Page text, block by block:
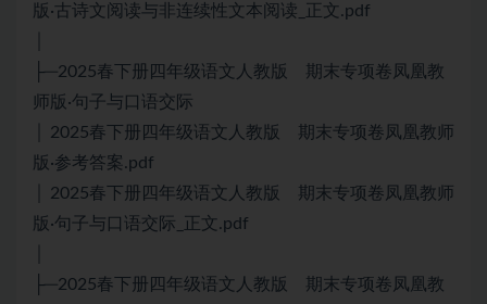
版·古诗文阅读与非连续性文本阅读_正文.pdf
├─2025春下册四年级语文人教版 期末专项卷凤凰教
师版·句子与口语交际
│ 2025春下册四年级语文人教版 期末专项卷凤凰教师
版·参考答案.pdf
│ 2025春下册四年级语文人教版 期末专项卷凤凰教师
版·句子与口语交际_正文.pdf
├─2025春下册四年级语文人教版 期末专项卷凤凰教